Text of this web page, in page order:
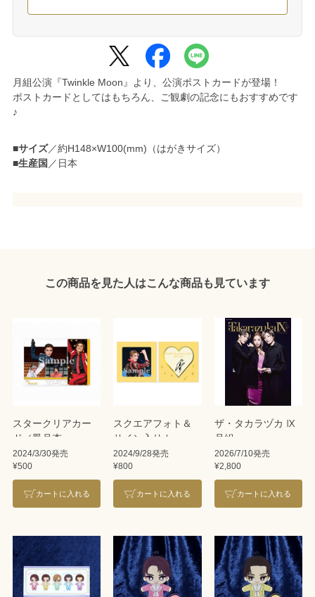
月組公演『Twinkle Moon』より、公演ポストカードが登場！
ポストカードとしてはもちろん、ご観劇の記念にもおすすめです
♪
■サイズ／約H148×W100(mm)（はがきサイズ）
■生産国 ／日本
この商品を見た人はこんな商品も見ています
スタークリアカー
ド／鳳月杏
2024/3/30発売
¥500
カートに入れる
スクエアフォト＆
サイン入りカード
セット＜キャトル
レーヴ30th＞／鳳
月杏
2024/9/28発売
¥800
カートに入れる
ザ・タカラヅカ Ⅸ
月組
2026/7/10発売
¥2,800
カートに入れる